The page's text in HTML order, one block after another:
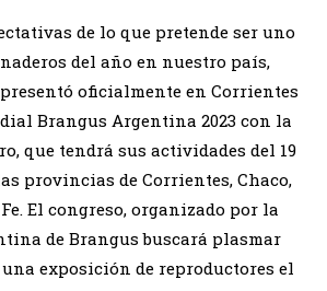
de lo que pretende ser uno
del año en nuestro país,
presentó oficialmente en Corrientes
Brangus Argentina 2023 con la
que tendrá sus actividades del 19
provincias de Corrientes, Chaco,
El congreso, organizado por la
de Brangus buscará plasmar
exposición de reproductores el